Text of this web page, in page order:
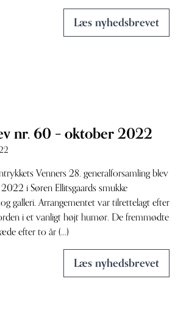
Læs nyhedsbrevet
nr. 60 – oktober 2022
Venners 28. generalforsamling blev
i Søren Ellitsgaards smukke
galleri. Arrangementet var tilrettelagt efter
i et vanligt højt humør. De fremmødte
efter to år (...)
Læs nyhedsbrevet